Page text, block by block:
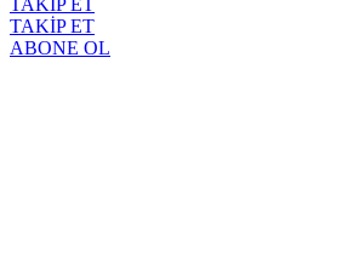
TAKİP ET
ABONE OL